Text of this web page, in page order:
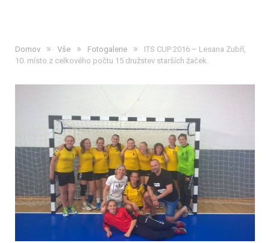
Domov » Vše » Fotogalerie »
ITS CUP 2016 – Lesana Zubří,
10. místo z celkového počtu 15 družstev starších žaček.